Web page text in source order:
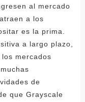
al mercado
a los
es la prima.
a largo plazo,
mercados
de
que Grayscale